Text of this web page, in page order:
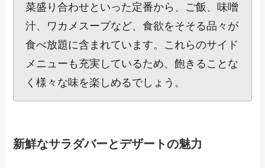
菜盛り合わせといった定番から、ご飯、味噌
汁、ワカメスープなど、食欲をそそる品々が
食べ放題に含まれています。これらのサイド
メニューも充実しているため、飽きることな
く様々な味を楽しめるでしょう。
新鮮なサラダバーとデザートの魅力